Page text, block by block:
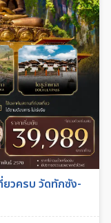
ยวครบ วัดทักซัง-